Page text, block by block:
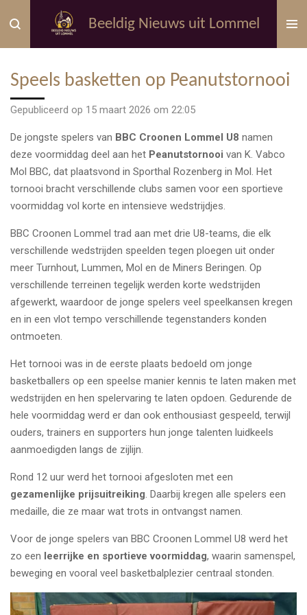
direct
naar
hoofdinhoud
Beeldig Nieuws uit Lommel
Speels basketten op Peanutstornooi
Gepubliceerd op 15 maart 2026 om 22:05
De jongste spelers van BBC Croonen Lommel U8 namen
deze voormiddag deel aan het Peanutstornooi van K. Vabco
Mol BBC, dat plaatsvond in Sporthal Rozenberg in Mol. Het
tornooi bracht verschillende clubs samen voor een sportieve
voormiddag vol korte en intensieve wedstrijdjes.
BBC Croonen Lommel trad aan met drie U8-teams, die elk
verschillende wedstrijden speelden tegen ploegen uit onder
meer Turnhout, Lummen, Mol en de Miners Beringen. Op
verschillende terreinen tegelijk werden korte wedstrijden
afgewerkt, waardoor de jonge spelers veel speelkansen kregen
en in een vlot tempo verschillende tegenstanders konden
ontmoeten.
Het tornooi was in de eerste plaats bedoeld om jonge
basketballers op een speelse manier kennis te laten maken met
wedstrijden en hen spelervaring te laten opdoen. Gedurende de
hele voormiddag werd er dan ook enthousiast gespeeld, terwijl
ouders, trainers en supporters hun jonge talenten luidkeels
aanmoedigden langs de zijlijn.
Rond 12 uur werd het tornooi afgesloten met een
gezamenlijke prijsuitreiking. Daarbij kregen alle spelers een
medaille, die ze maar wat trots in ontvangst namen.
Voor de jonge spelers van BBC Croonen Lommel U8 werd het
zo een leerrijke en sportieve voormiddag, waarin samenspel,
beweging en vooral veel basketbalplezier centraal stonden.